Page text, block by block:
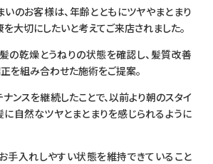
のお客様は、年齢とともにツヤやまとまり
を大切にしたいと考えてご来店されました。
の乾燥とうねりの状態を確認し、髪質改善
を組み合わせた施術をご提案。
ンスを継続したことで、以前より朝のスタイ
に自然なツヤとまとまりを感じられるように
手入れしやすい状態を維持できていること